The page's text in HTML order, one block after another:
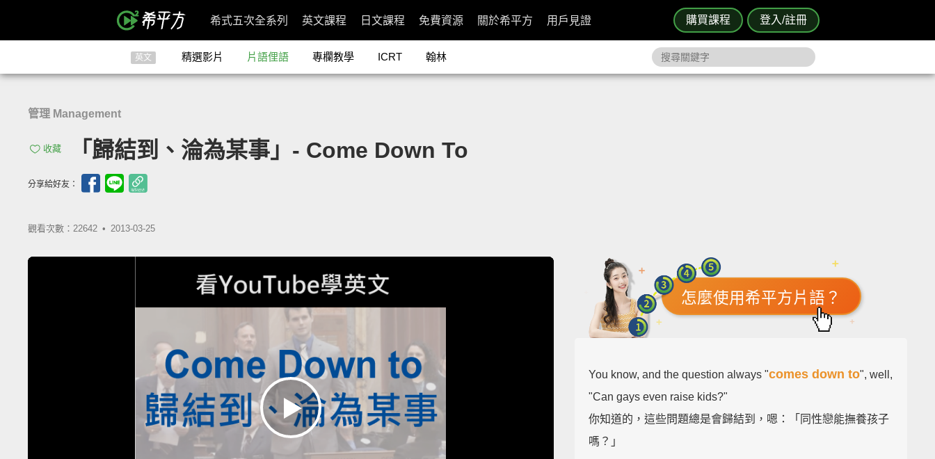
購買課程 登入/註冊
希式五次全系列 英文課程 日文課程 免費資源 關於希平方 用戶見證
英文 精選影片 片語俚語 專欄教學 ICRT 翰林
管理 Management
收藏 「歸結到、淪為某事」- Come Down To
分享給好友：
觀看次數：22642 • 2013-03-25
怎麼使用希平方片語？
You know, and the question always "comes down to", well,
"Can gays even raise kids?"
你知道的，這些問題總是會歸結到，嗯：「同性戀能撫養孩子
嗎？」